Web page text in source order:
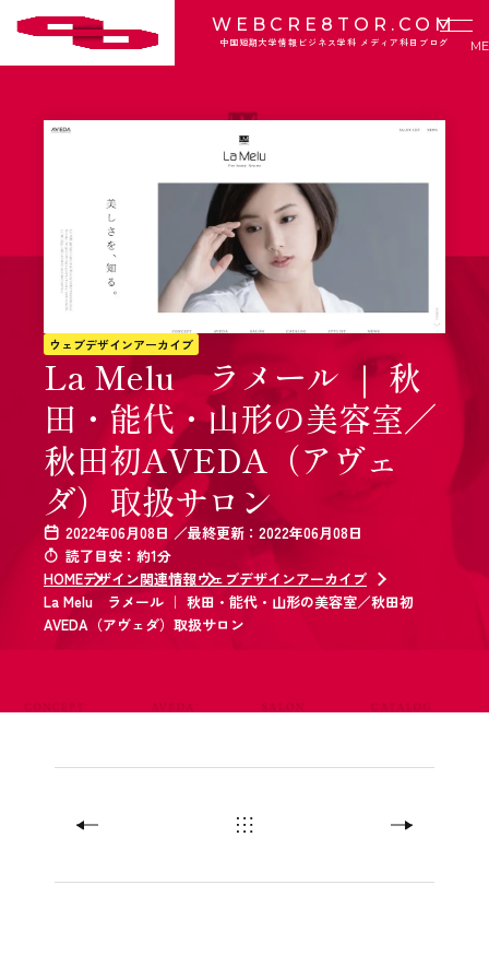
WEBCRE8TOR.COM
中国短期大学情報ビジネス学科 メディア科目ブログ
ウェブデザインアーカイブ
La Melu ラメール ｜ 秋
田・能代・山形の美容室／
秋田初AVEDA（アヴェ
ダ）取扱サロン
2022年06月08日 ／最終更新：2022年06月08日
読了目安：約1分
HOMEデザイン関連情報ウェブデザインアーカイブ
La Melu ラメール ｜ 秋田・能代・山形の美容室／秋田初
AVEDA（アヴェダ）取扱サロン